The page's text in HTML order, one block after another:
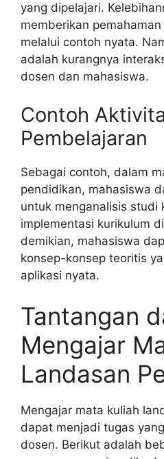
yang dipelajari.
memberikan
melalui contoh nyata.
adalah kurangnya
dosen dan mahasiswa.
Contoh
Pembelajaran
Sebagai contoh, dalam
pendidikan, mahasiswa
untuk menganalisis studi
implementasi kurikulum
demikian, mahasiswa
konsep-konsep teoritis
aplikasi nyata.
Tantangan
Mengajar
Landasan
Mengajar mata kuliah
dapat menjadi tugas
dosen. Berikut adalah